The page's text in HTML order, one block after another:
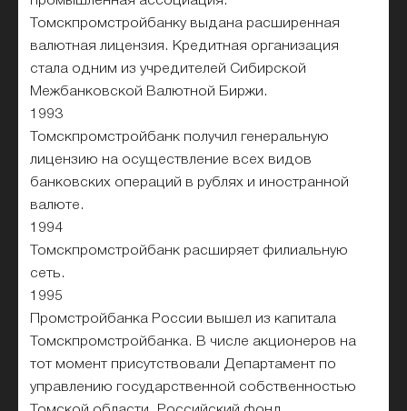
Томскпромстройбанку выдана расширенная
валютная лицензия. Кредитная организация
стала одним из учредителей Сибирской
Межбанковской Валютной Биржи.
1993
Томскпромстройбанк получил генеральную
лицензию на осуществление всех видов
банковских операций в рублях и иностранной
валюте.
1994
Томскпромстройбанк расширяет филиальную
сеть.
1995
Промстройбанка России вышел из капитала
Томскпромстройбанка. В числе акционеров на
тот момент присутствовали Департамент по
управлению государственной собственностью